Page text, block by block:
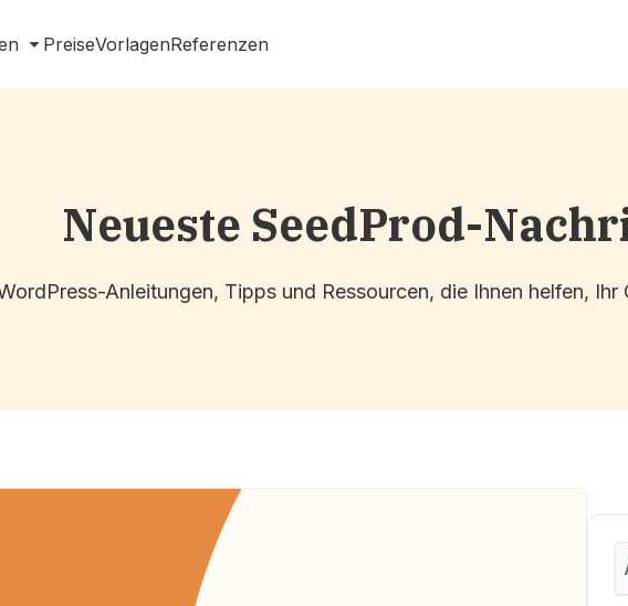
PreiseVorlagenReferenzen
Neueste SeedProd-
Anleitungen, Tipps und Ressourcen, die Ihnen helfen, Ihr